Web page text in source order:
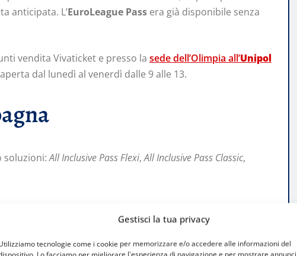
Gestisci la tua privacy
tecnologie come i cookie per memorizzare e/o accedere alle informazioni del
anticipata. L’EuroLeague Pass era già disponibile senza
vendita Vivaticket e presso la sede dell’Olimpia all’Unipol
dal lunedì al venerdì dalle 9 alle 13.
soluzioni:All Inclusive Pass Flexi,All Inclusive Pass Classic,
dell’Olimpia MilanoinLBAedEuroLeague, compresi